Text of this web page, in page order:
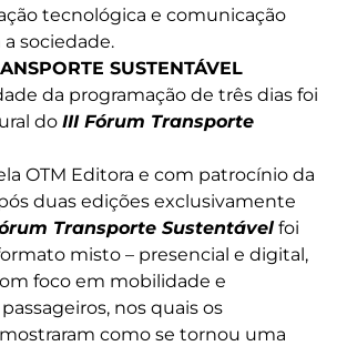
tecnológica e comunicação
sociedade.
SUSTENTÁVEL
da programação de três dias foi
do III Fórum Transporte
OTM Editora e com patrocínio da
duas edições exclusivamente
Transporte Sustentável foi
misto – presencial e digital,
foco em mobilidade e
nos quais os
como se tornou uma